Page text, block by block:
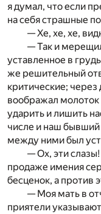
я думал, что если
на себя страшные
— Хе, хе, хе,
— Так и
уставленное в
же решительный
критические;
воображал
ударить и лишить
числе и наш бывший
между ними был
— Ох, эти
продаже имения
бесценок, а против
— Моя мать в
приятели